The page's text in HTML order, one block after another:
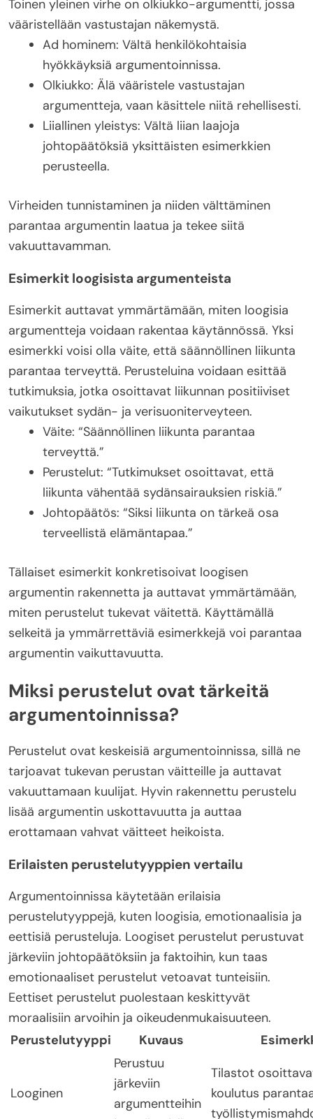
Toinen yleinen virhe on olkiukko-argumentti, jossa
vääristellään vastustajan näkemystä.
Ad hominem: Vältä henkilökohtaisia
hyökkäyksiä argumentoinnissa.
Olkiukko: Älä vääristele vastustajan
argumentteja, vaan käsittele niitä rehellisesti.
Liiallinen yleistys: Vältä liian laajoja
johtopäätöksiä yksittäisten esimerkkien
perusteella.
Virheiden tunnistaminen ja niiden välttäminen
parantaa argumentin laatua ja tekee siitä
vakuuttavamman.
Esimerkit loogisista argumenteista
Esimerkit auttavat ymmärtämään, miten loogisia
argumentteja voidaan rakentaa käytännössä. Yksi
esimerkki voisi olla väite, että säännöllinen liikunta
parantaa terveyttä. Perusteluina voidaan esittää
tutkimuksia, jotka osoittavat liikunnan positiiviset
vaikutukset sydän- ja verisuoniterveyteen.
Väite: “Säännöllinen liikunta parantaa
terveyttä.”
Perustelut: “Tutkimukset osoittavat, että
liikunta vähentää sydänsairauksien riskiä.”
Johtopäätös: “Siksi liikunta on tärkeä osa
terveellistä elämäntapaa.”
Tällaiset esimerkit konkretisoivat loogisen
argumentin rakennetta ja auttavat ymmärtämään,
miten perustelut tukevat väitettä. Käyttämällä
selkeitä ja ymmärrettäviä esimerkkejä voi parantaa
argumentin vaikuttavuutta.
Miksi perustelut ovat tärkeitä
argumentoinnissa?
Perustelut ovat keskeisiä argumentoinnissa, sillä ne
tarjoavat tukevan perustan väitteille ja auttavat
vakuuttamaan kuulijat. Hyvin rakennettu perustelu
lisää argumentin uskottavuutta ja auttaa
erottamaan vahvat väitteet heikoista.
Erilaisten perustelutyyppien vertailu
Argumentoinnissa käytetään erilaisia
perustelutyyppejä, kuten loogisia, emotionaalisia ja
eettisiä perusteluja. Loogiset perustelut perustuvat
järkeviin johtopäätöksiin ja faktoihin, kun taas
emotionaaliset perustelut vetoavat tunteisiin.
Eettiset perustelut puolestaan keskittyvät
moraalisiin arvoihin ja oikeudenmukaisuuteen.
Perustelutyyppi
Kuvaus
Looginen
Perustuu
järkeviin
argumentteihin
Tilastot
koulutus